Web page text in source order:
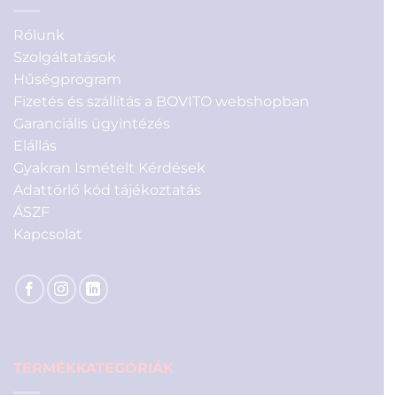
Rólunk
Szolgáltatások
Hűségprogram
Fizetés és szállítás a BOVITO webshopban
Garanciális ügyintézés
Elállás
Gyakran Ismételt Kérdések
Adattörlő kód tájékoztatás
ÁSZF
Kapcsolat
TERMÉKKATEGÓRIÁK